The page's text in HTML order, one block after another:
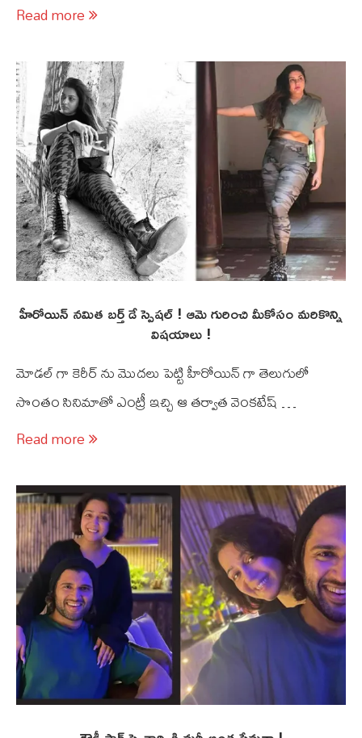
Read more
హీరోయిన్ నమిత బర్త్ డే స్పెషల్ ! ఆమె గురించి మీకోసం మరికొన్ని
విషయాలు !
మోడల్ గా కెరీర్ ను మొదలు పెట్టి హీరోయిన్ గా తెలుగులో
సొంతం సినిమాతో ఎంట్రీ ఇచ్చి ఆ తర్వాత వెంకటేష్ …
Read more